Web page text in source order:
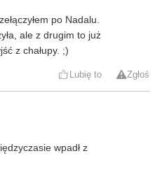
po Nadalu.
ale z drugim to już
z chałupy. ;)
Lubię to Zgłoś
wpadł z